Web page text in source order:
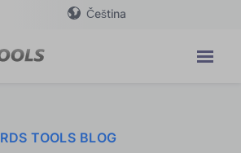
Čeština
RDS TOOLS BLOG